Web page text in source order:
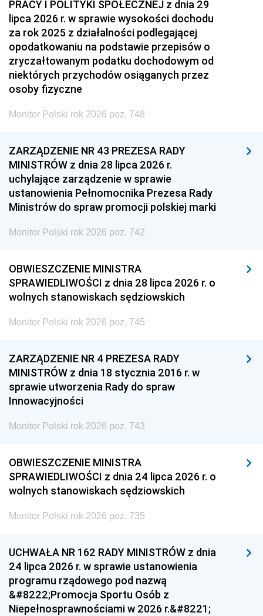
PRACY I POLITYKI SPOŁECZNEJ z dnia 29
lipca 2026 r. w sprawie wysokości dochodu
za rok 2025 z działalności podlegającej
opodatkowaniu na podstawie przepisów o
zryczałtowanym podatku dochodowym od
niektórych przychodów osiąganych przez
osoby fizyczne
Monitor Polski rok 2026 poz. 748
ZARZĄDZENIE NR 43 PREZESA RADY
MINISTRÓW z dnia 28 lipca 2026 r.
uchylające zarządzenie w sprawie
ustanowienia Pełnomocnika Prezesa Rady
Ministrów do spraw promocji polskiej marki
Monitor Polski rok 2026 poz. 742
OBWIESZCZENIE MINISTRA
SPRAWIEDLIWOŚCI z dnia 28 lipca 2026 r. o
wolnych stanowiskach sędziowskich
Monitor Polski rok 2026 poz. 745
ZARZĄDZENIE NR 4 PREZESA RADY
MINISTRÓW z dnia 18 stycznia 2016 r. w
sprawie utworzenia Rady do spraw
Innowacyjności
Monitor Polski rok 2026 poz. 743
OBWIESZCZENIE MINISTRA
SPRAWIEDLIWOŚCI z dnia 24 lipca 2026 r. o
wolnych stanowiskach sędziowskich
Monitor Polski rok 2026 poz. 735
UCHWAŁA NR 162 RADY MINISTRÓW z dnia
24 lipca 2026 r. w sprawie ustanowienia
programu rządowego pod nazwą
&#8222;Promocja Sportu Osób z
Niepełnosprawnościami w 2026 r.&#8221;